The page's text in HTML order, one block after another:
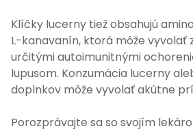
Klíčky lucerny tiež obsahujú
L-kanavanín, ktorá môže vyvolať
určitými autoimunitnými
lupusom. Konzumácia lucerny
doplnkov môže vyvolať akútne
Porozprávajte sa so svojím